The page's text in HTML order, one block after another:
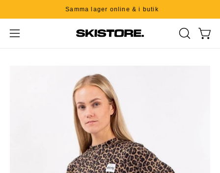
till
innehåll
Samma lager online & i butik
Visa
mobilmeny
ÖPPNA
SÖKFÄLT